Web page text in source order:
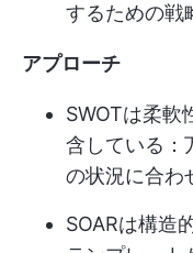
するための戦
アプローチ
SWOTは柔軟
含している：
の状況に合わ
SOARは構造